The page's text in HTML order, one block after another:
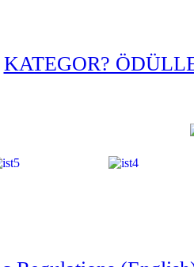
KATEGOR?